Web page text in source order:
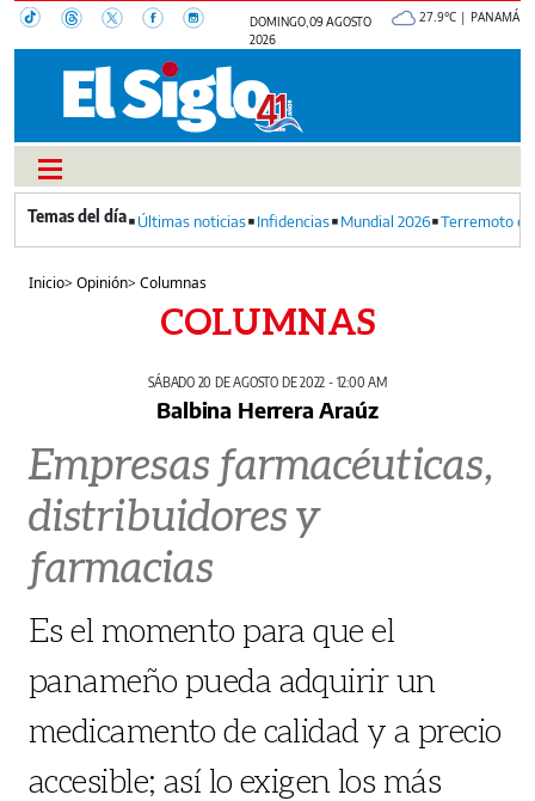
DOMINGO, 09 AGOSTO
2026
27.9°C | PANAMÁ
Últimas noticias Infidencias Mundial 2026 Terremoto
Inicio>Opinión>Columnas
COLUMNAS
SÁBADO 20 DE AGOSTO DE 2022 - 12:00 AM
Balbina Herrera Araúz
Empresas farmacéuticas,
distribuidores y
farmacias
Es el momento para que el
panameño pueda adquirir un
medicamento de calidad y a precio
accesible; así lo exigen los más